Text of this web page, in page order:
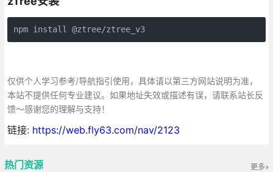
npm install @ztree/ztree_v3
仅供个人学习参考/导航指引使用，具体请以第三方网站说明为准，
本站不提供任何专业建议。如果地址失效或描述有误，请联系站长反
馈～感谢您的理解与支持！
链接: https://web.fly63.com/nav/2123
更多»
热门资源